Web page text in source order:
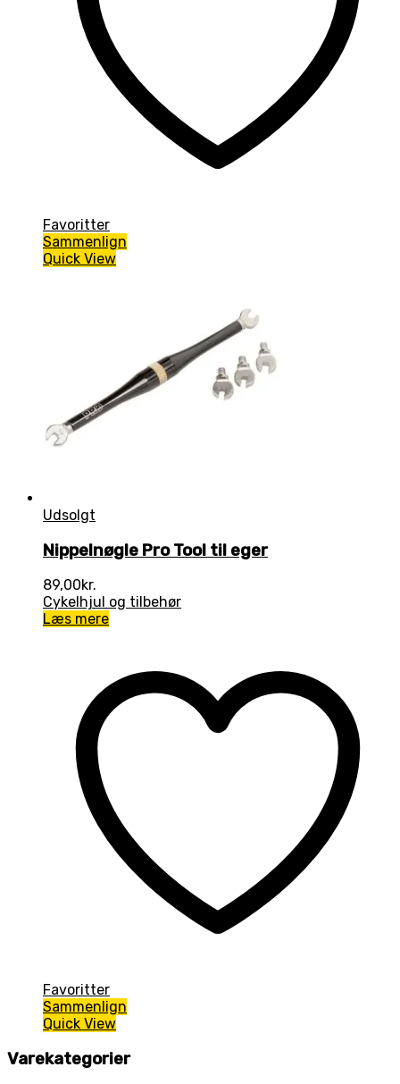
Favoritter
Sammenlign
Quick View
Udsolgt
Nippelnøgle Pro Tool til eger
89,00kr.
Cykelhjul og tilbehør
Læs mere
Favoritter
Sammenlign
Quick View
Varekategorier